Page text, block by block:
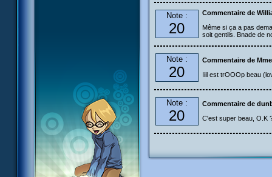
Note :
20
Commentaire de
Même si ça a pas
soit gentils. Bnade de
Note :
20
Commentaire de
Iiil est trOOOp beau
Note :
20
Commentaire de
C'est super beau, O.K